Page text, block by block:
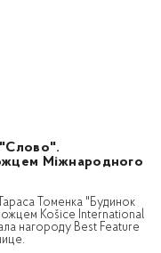
Міжнародного
Томенка "Будинок
Košice International
нагороду Best Feature